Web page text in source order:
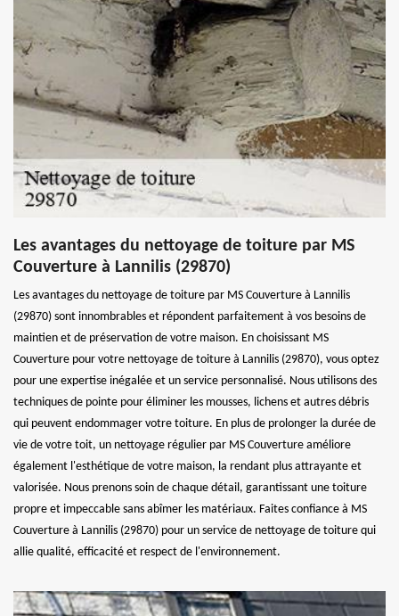
Les avantages du nettoyage de toiture par MS
Couverture à Lannilis (29870)
Les avantages du nettoyage de toiture par MS Couverture à Lannilis
(29870) sont innombrables et répondent parfaitement à vos besoins de
maintien et de préservation de votre maison. En choisissant MS
Couverture pour votre nettoyage de toiture à Lannilis (29870), vous optez
pour une expertise inégalée et un service personnalisé. Nous utilisons des
techniques de pointe pour éliminer les mousses, lichens et autres débris
qui peuvent endommager votre toiture. En plus de prolonger la durée de
vie de votre toit, un nettoyage régulier par MS Couverture améliore
également l'esthétique de votre maison, la rendant plus attrayante et
valorisée. Nous prenons soin de chaque détail, garantissant une toiture
propre et impeccable sans abîmer les matériaux. Faites confiance à MS
Couverture à Lannilis (29870) pour un service de nettoyage de toiture qui
allie qualité, efficacité et respect de l'environnement.